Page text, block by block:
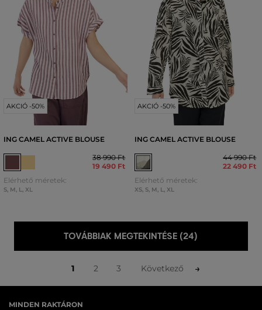
AKCIÓ -50%
ING CAMEL ACTIVE BLOUSE
38 990 Ft
19 490 Ft
Elérhető méretek:
S, M, L, XL
AKCIÓ -50%
ING CAMEL ACTIVE BLOUSE
44 990 Ft
22 490 Ft
Elérhető méretek:
XS, S, M, L, XL
TOVÁBBIAK MEGTEKINTÉSE (24)
1 2 3 Következő
MINDEN RAKTÁRON